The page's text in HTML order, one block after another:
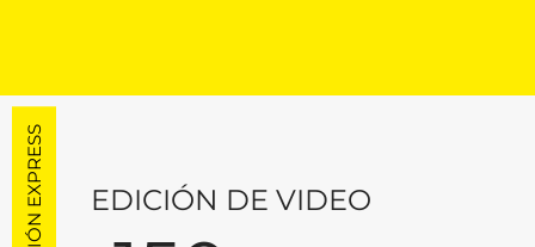
EDICIÓN EXPRESS EDICIÓN DE VIDEO